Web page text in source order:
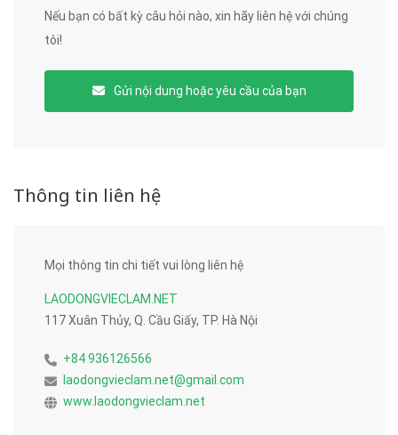
Nếu bạn có bất kỳ câu hỏi nào, xin hãy liên hệ với chúng
tôi!
Gửi nội dung hoặc yêu cầu của bạn
Thông tin liên hệ
Mọi thông tin chi tiết vui lòng liên hệ
LAODONGVIECLAM.NET
117 Xuân Thủy, Q. Cầu Giấy, TP. Hà Nội
+84 936126566
laodongvieclam.net@gmail.com
www.laodongvieclam.net